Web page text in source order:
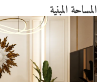
المساحة المبنية